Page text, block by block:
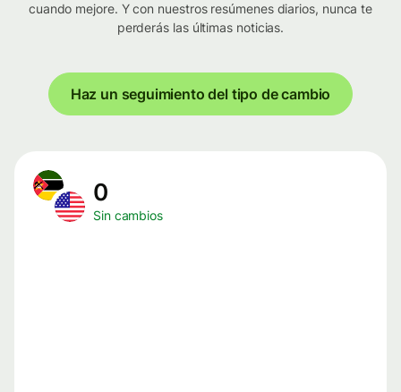
cuando mejore. Y con nuestros resúmenes diarios, nunca te
perderás las últimas noticias.
Haz un seguimiento del tipo de cambio
0
Sin cambios